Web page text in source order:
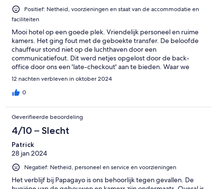
Positief: Netheid, voorzieningen en staat van de accommodatie en
faciliteiten
Mooi hotel op een goede plek. Vriendelijk personeel en ruime
kamers. Het ging fout met de geboekte transfer. De beloofde
chauffeur stond niet op de luchthaven door een
communicatiefout. Dit werd netjes opgelost door de back-
office door ons een 'late-checkout' aan te bieden. Waar we
helaas wel zelf achteraan moesten gaan om deze daadwerkelijk
hotel iets verwaarloosd wordt qua onderhoud. Bij ons ging de
afgebroken wat ze zichtbaar er weer op hadden gelijmd. De
schoonmaak is ook niet heel consistent. De ene keer kreeg je
wel schone handdoeken of koffie en de andere keer niet. We
hadden ook het idee dat de lakens niet zijn verschoond in de 2
weken dat we daar hebben gezeten. Al met al is het een mooi
hotel op een super goede locatie met alle faciliteiten die je wilt
tijdens je vakantie. Echter ontbreken er een paar aspecten in de
service en kwaliteit die je wel zou mogen verwachten.
12 nachten verbleven in oktober 2024
0
Geverifieerde beoordeling
4/10 – Slecht
Patrick
28 jan 2024
Negatief: Netheid, personeel en service en voorzieningen
Het verblijf bij Papagayo is ons behoorlijk tegen gevallen. De